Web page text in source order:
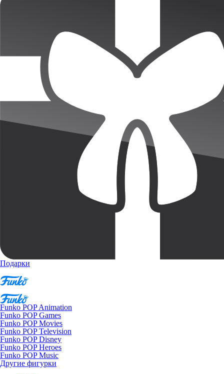
Подарки
Funko POP Animation
Funko POP Games
Funko POP Movies
Funko POP Television
Funko POP Disney
Funko POP Heroes
Funko POP Music
Другие фигурки